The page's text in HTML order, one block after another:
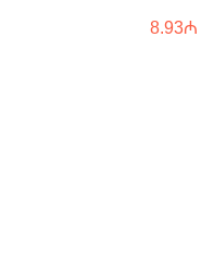
8.93₼